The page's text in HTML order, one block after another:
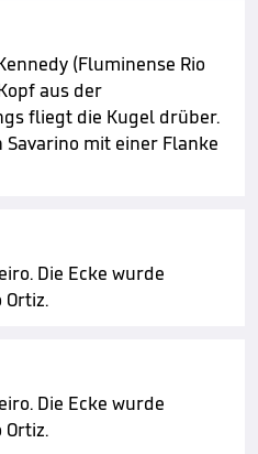
(Fluminense Rio
aus der
fliegt die Kugel drüber.
mit einer Flanke
Die Ecke wurde
Die Ecke wurde